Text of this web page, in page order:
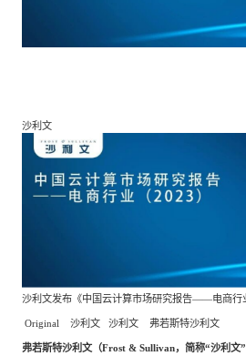
公共服务
科技、媒体和通信
媒体服务
公司介绍
中国管理团队
战略合作伙伴
加入我们
沙利文
沙利文发布《中国云计算市场研究报告——电商行
Original 沙利文 沙利文 弗若斯特沙利文
弗若斯特沙利文（Frost& Sullivan，简称“沙利文